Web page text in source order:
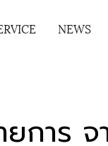
NEWS
การ จ